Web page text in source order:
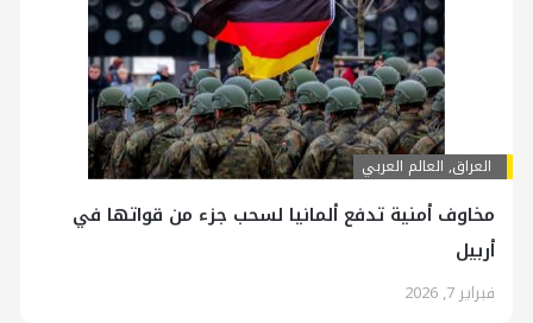
العراق, العالم العربي
مخاوف أمنية تدفع ألمانيا لسحب جزء من قواتها في
أربيل
فبراير 7, 2026